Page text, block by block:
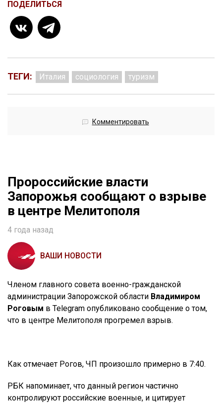
ПОДЕЛИТЬСЯ
ТЕГИ: Италия социология туризм
Комментировать
Пророссийские власти
Запорожья сообщают о взрыве
в центре Мелитополя
4 года назад
ВАШИ НОВОСТИ
Членом главного совета военно-гражданской
администрации Запорожской области Владимиром
Роговым в Telegram опубликовано сообщение о том,
что в центре Мелитополя прогремел взрыв.
Как отмечает Рогов, ЧП произошло примерно в 7:40.
РБК напоминает, что данный регион частично
контролируют российские военные, и цитирует